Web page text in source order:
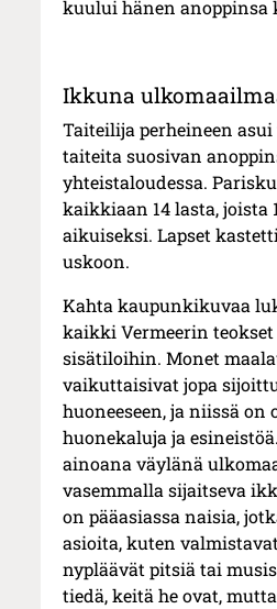
kuului hänen anoppinsa
Ikkuna
Taiteilija perheineen
taiteita suosivan
yhteistaloudessa.
kaikkiaan 14 lasta, joista
aikuiseksi. Lapset
uskoon.
Kahta kaupunkikuvaa
kaikki Vermeerin
sisätiloihin. Monet
vaikuttaisivat jopa
huoneeseen, ja niissä on
huonekaluja ja
ainoana väylänä
vasemmalla sijaitseva
on pääasiassa naisia,
asioita, kuten
nypläävät pitsiä tai
tiedä, keitä he ovat,